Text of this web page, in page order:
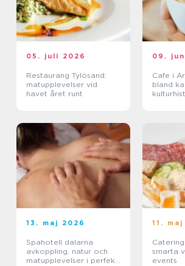
05. juli 2026
Restaurang Tylösand:
matupplevelser vid
havet året runt
09.
Cafe i
bland
13. maj 2026
Spahotell dalarna
avkoppling, natur och
matupplevelser i perfekt
11.
smarta
events